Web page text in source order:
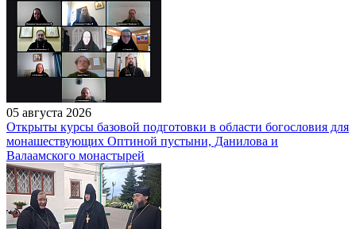
05 августа 2026
Открыты курсы базовой подготовки в области богословия для
монашествующих Оптиной пустыни, Данилова и
Валаамского монастырей